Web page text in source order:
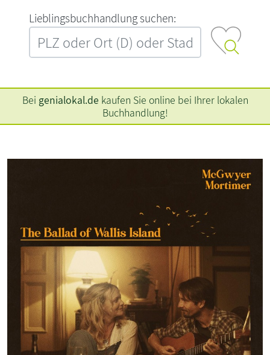
L‍i‍e‍b‍l‍i‍n‍g‍s‍b‍u‍c‍h‍h‍a‍n‍d‍l‍u‍n‍g‍ ‍s‍u‍c‍h‍e‍n‍:‍
Bei genialokal.de kaufen Sie online bei Ihrer lokalen
Buchhandlung!